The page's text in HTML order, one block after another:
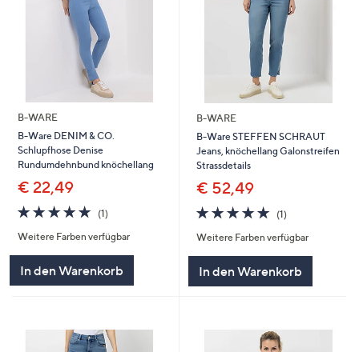
B-WARE
B-Ware DENIM & CO.
Schlupfhose Denise
Rundumdehnbund knöchellang
€ 22,49
5.0
von
5
(1)1
Weitere Farben verfügbar
In den Warenkorb
B-WARE
B-Ware STEFFEN SCHRAUT
Jeans, knöchellang Galonstreifen
Strassdetails
€ 52,49
5.0
von
5
(1)1
Weitere Farben verfügbar
In den Warenkorb